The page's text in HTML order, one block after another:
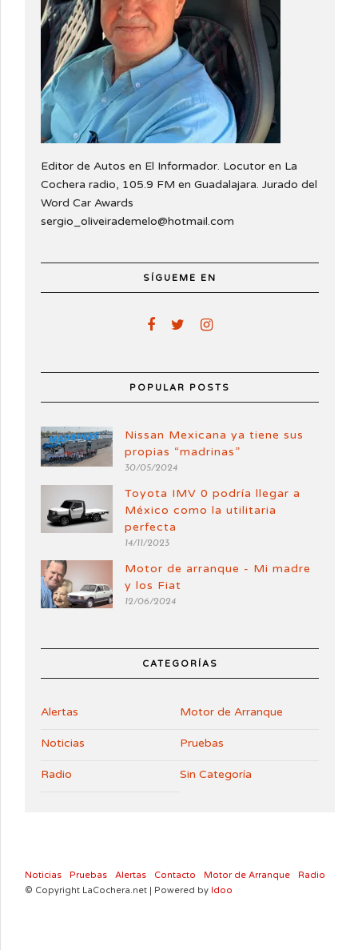
Editor de Autos en El Informador. Locutor en La
Cochera radio, 105.9 FM en Guadalajara. Jurado del
Word Car Awards
sergio_oliveirademelo@hotmail.com
SÍGUEME EN
POPULAR POSTS
Nissan Mexicana ya tiene sus
propias “madrinas”
30/05/2024
Toyota IMV 0 podría llegar a
México como la utilitaria
perfecta
14/11/2023
Motor de arranque - Mi madre
y los Fiat
12/06/2024
CATEGORÍAS
Alertas Motor de Arranque
Noticias Pruebas
Radio Sin Categoría
Noticias Pruebas Alertas Contacto Motor de Arranque
Radio
© Copyright LaCochera.net | Powered by Idoo